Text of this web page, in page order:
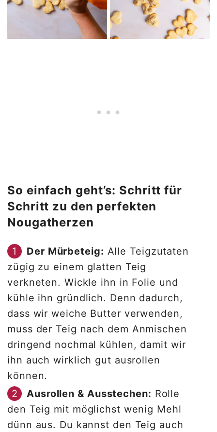
So einfach geht’s: Schritt für
Schritt zu den perfekten
Nougatherzen
Der Mürbeteig: Alle Teigzutaten
zügig zu einem glatten Teig
verkneten. Wickle ihn in Folie und
kühle ihn gründlich. Denn dadurch,
dass wir weiche Butter verwenden,
muss der Teig nach dem Anmischen
dringend nochmal kühlen, damit wir
ihn auch wirklich gut ausrollen
können.
Ausrollen & Ausstechen: Rolle
den Teig mit möglichst wenig Mehl
dünn aus. Du kannst den Teig auch